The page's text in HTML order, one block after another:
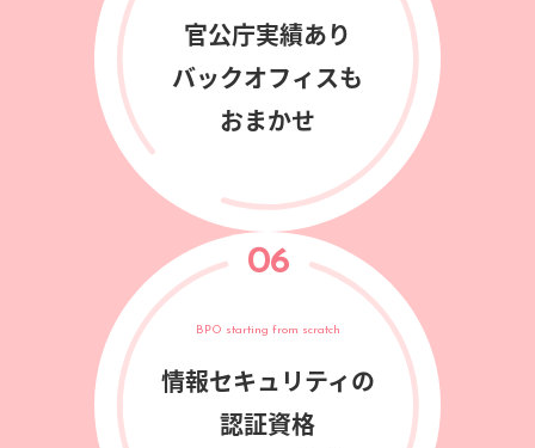
官公庁実績あり
バックオフィスも
おまかせ
06
BPO starting from scratch
情報セキュリティの
認証資格